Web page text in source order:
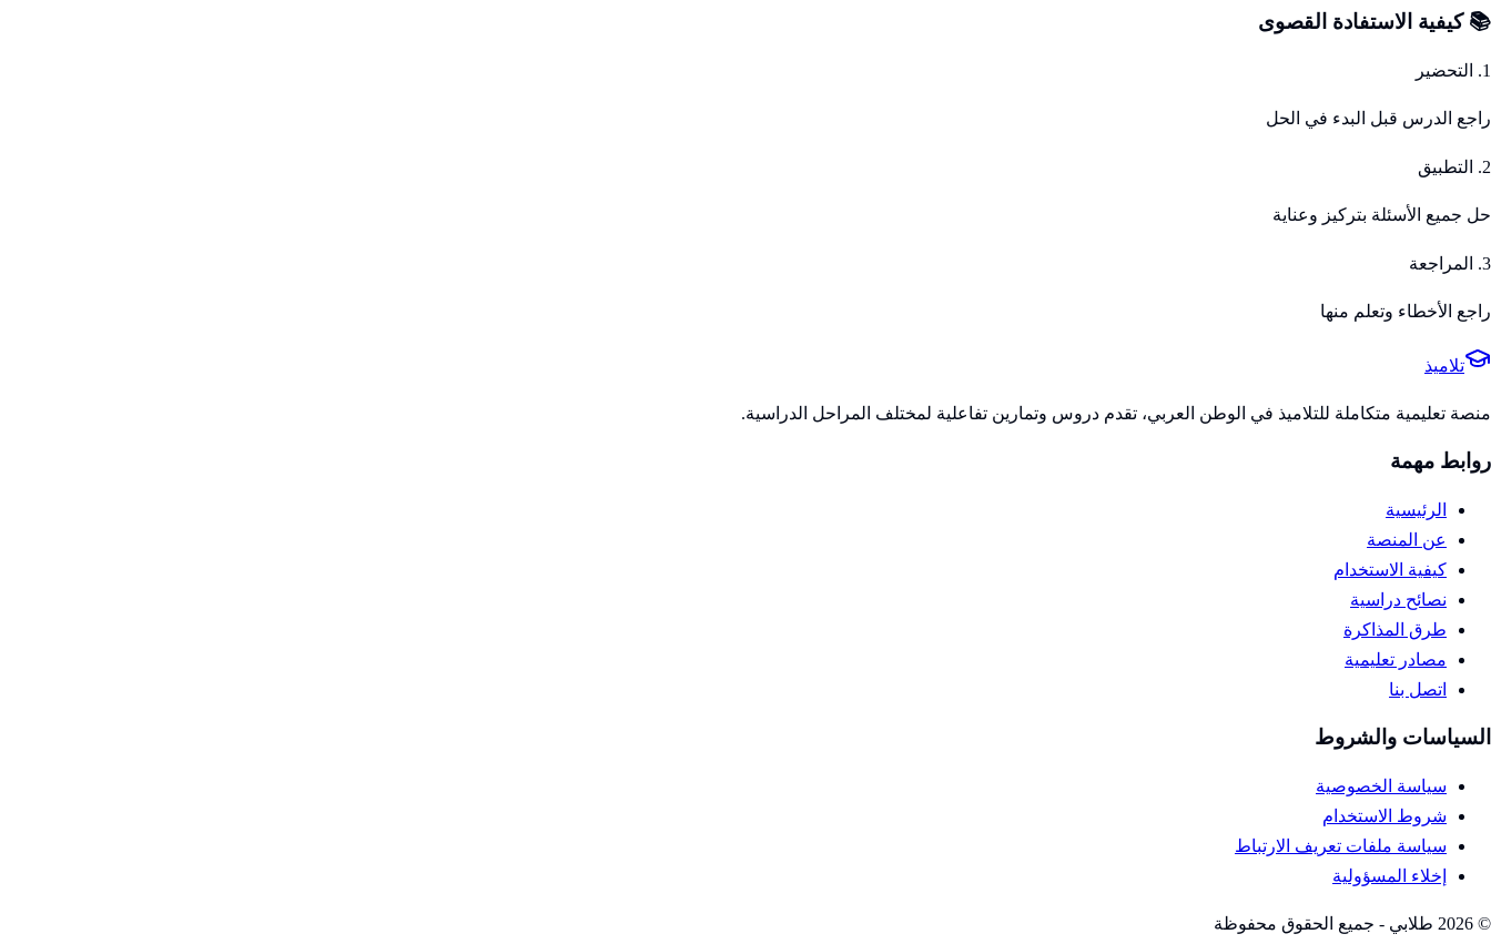
📚 كيفية الاستفادة القصوى
1. التحضير
راجع الدرس قبل البدء في الحل
2. التطبيق
حل جميع الأسئلة بتركيز وعناية
3. المراجعة
راجع الأخطاء وتعلم منها
تلاميذ
منصة تعليمية متكاملة للتلاميذ في الوطن العربي، تقدم دروس وتمارين تفاعلية لمختلف المراحل الدراسية.
روابط مهمة
الرئيسية
عن المنصة
كيفية الاستخدام
نصائح دراسية
طرق المذاكرة
مصادر تعليمية
اتصل بنا
السياسات والشروط
سياسة الخصوصية
شروط الاستخدام
سياسة ملفات تعريف الارتباط
إخلاء المسؤولية
©
2026 طلابي - جميع الحقوق محفوظة